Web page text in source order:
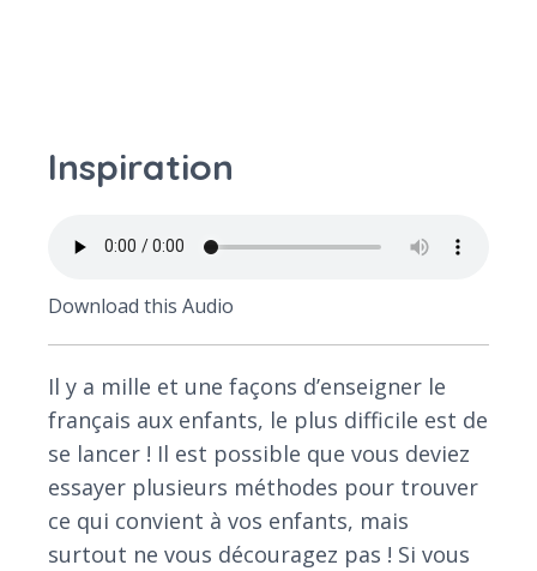
Inspiration
Download this Audio
Il y a mille et une façons d’enseigner le
français aux enfants, le plus difficile est de
se lancer ! Il est possible que vous deviez
essayer plusieurs méthodes pour trouver
ce qui convient à vos enfants, mais
surtout ne vous découragez pas ! Si vous